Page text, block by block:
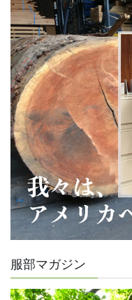
服部マガジン